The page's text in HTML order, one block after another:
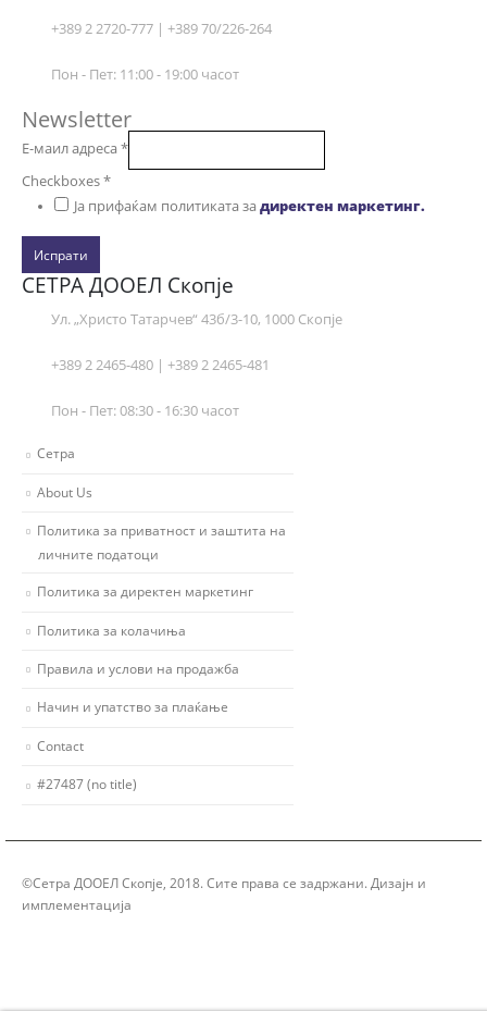
+389 2 2720-777 | +389 70/226-264
Пон - Пет: 11:00 - 19:00 часот
Newsletter
Е-маил адреса*
Checkboxes*
Ја прифаќам политиката задиректен маркетинг.
Испрати
СЕТРА ДООЕЛ Скопје
Ул. „Христо Татарчев“ 43б/3-10, 1000 Скопје
+389 2 2465-480 | +389 2 2465-481
Пон - Пет: 08:30 - 16:30 часот
Сетра
About Us
Политика за приватност и заштита на
личните податоци
Политика за директен маркетинг
Политика за колачиња
Правила и услови на продажба
Начин и упатство за плаќање
Contact
#27487 (no title)
©Сетра ДООЕЛ Скопје, 2018. Сите права се задржани. Дизајн и
имплементација